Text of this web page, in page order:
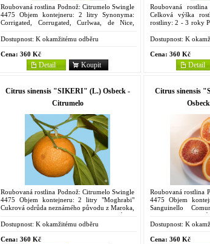
Roubovaná rostlina Podnož: Citrumelo Swingle
4475 Objem kontejneru: 2 litry Synonyma:
Corrigated, Corrugated, Curlwaa, de Nice,
Rocky Hill, Sheldon, T.I....
Dostupnost: K okamžitému odběru
Cena: 360 Kč
Koupit
Detail
Roubovaná
Celková výška
rostliny: 2 - 3 roky
Canamiel, Grano
Dostupnost: K
Cena: 360 Kč
Detail
Citrus sinensis "SIKERI" (L.) Osbeck -
Citrumelo
Roubovaná rostlina Podnož: Citrumelo Swingle
4475 Objem kontejneru: 2 litry "Moghrabi"
Cukrová odrůda neznámého původu z Maroka,
stala se oblíbenou, dokonce obchodní odrůdou
Egypta. Strom...
Dostupnost: K okamžitému odběru
Cena: 360 Kč
Citrus sinensis
Roubovaná rostlina
4475 Objem
Sanguinello
Krvavá pozdní
Sicílie. Pěstuje se v...
Dostupnost: K
Cena: 360 Kč